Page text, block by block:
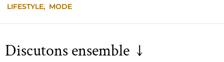
LIFESTYLE, MODE
Discutons ensemble ↓